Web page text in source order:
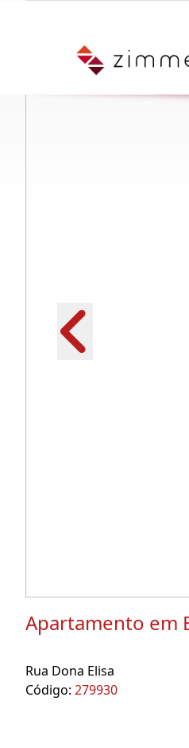
Apartamento em
Rua Dona Elisa
Código: 279930